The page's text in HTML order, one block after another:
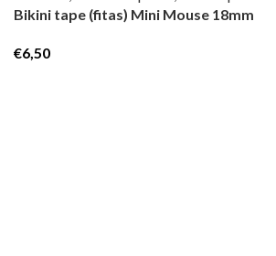
Bikini tape (fitas) Mini Mouse 18mm
€6,50